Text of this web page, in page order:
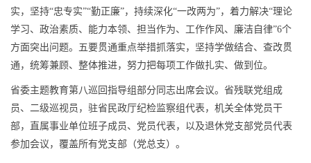
实，坚持“忠专实”“勤正廉”，持续深化“一改两为”，着力解决“理论
学习、政治素质、能力本领、担当作为、工作作风、廉洁自律”6个
方面突出问题。五要贯通重点举措抓落实，坚持学做结合、查改贯
通，统筹兼顾、整体推进，努力把每项工作做扎实、做到位。
省委主题教育第八巡回指导组部分同志出席会议。省残联党组成
员、二级巡视员，驻省民政厅纪检监察组代表，机关全体党员干
部，直属事业单位班子成员、党员代表，以及退休党支部党员代表
参加会议，覆盖所有党支部（党总支）。